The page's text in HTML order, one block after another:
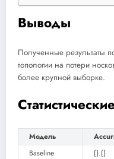
Выводы
Полученные результаты
топологии на потери
более крупной выборке.
Модель
Baseline
{}.{}